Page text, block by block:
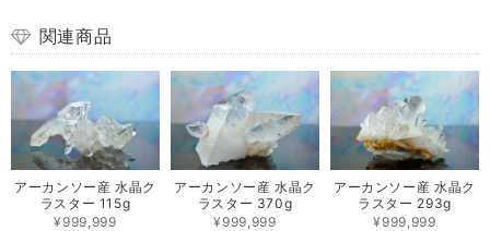
関連商品
アーカンソー産 水晶ク
ラスター 115g
¥999,999
アーカンソー産 水晶ク
ラスター 370g
¥999,999
アーカンソー産 水晶ク
ラスター 293g
¥999,999